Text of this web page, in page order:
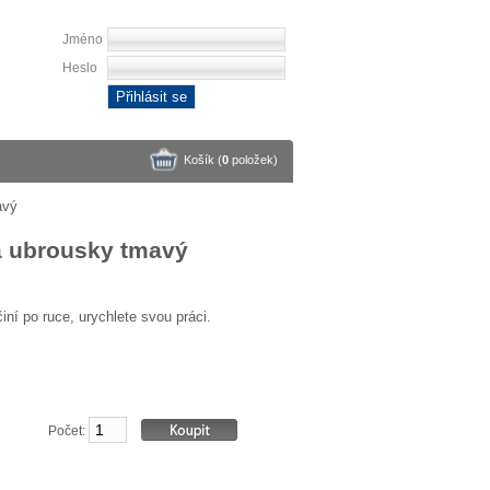
Košík (0 položek)
Jméno
Heslo
Přihlásit se
ubrousky tmavý
po ruce, urychlete svou práci.
Počet: